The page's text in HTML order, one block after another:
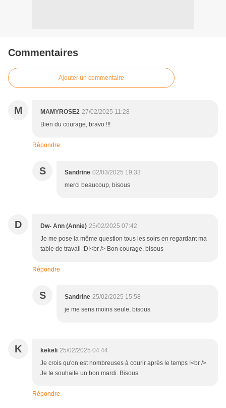
Commentaires
Ajouter un commentaire
M MAMYROSE2 27/02/2025 11:28
Bien du courage, bravo !!!
Répondre
S Sandrine 02/03/2025 19:33
merci beaucoup, bisous
D Dw- Ann (Annie) 25/02/2025 07:42
Je me pose la même question tous les soirs en regardant ma
table de travail :D!<br /> Bon courage, bisous
Répondre
S Sandrine 25/02/2025 15:58
je me sens moins seule, bisous
K kekeli 25/02/2025 04:44
Je crois qu'on est nombreuses à courir après le temps !<br />
Je te souhaite un bon mardi. Bisous
Répondre